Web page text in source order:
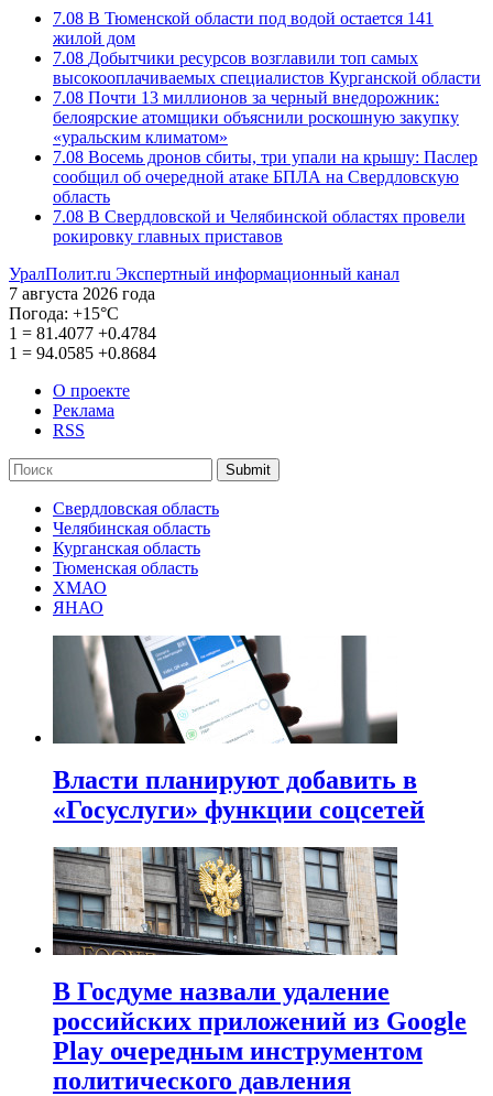
7.08 В Тюменской области под водой остается 141
жилой дом
7.08 Добытчики ресурсов возглавили топ самых
высокооплачиваемых специалистов Курганской области
7.08 Почти 13 миллионов за черный внедорожник:
белоярские атомщики объяснили роскошную закупку
«уральским климатом»
7.08 Восемь дронов сбиты, три упали на крышу: Паслер
сообщил об очередной атаке БПЛА на Свердловскую
область
7.08 В Свердловской и Челябинской областях провели
рокировку главных приставов
УралПолит.ru Экспертный информационный канал
7 августа 2026 года
Погода: +15°С
1 = 81.4077 +0.4784
1 = 94.0585 +0.8684
О проекте
Реклама
RSS
Submit
Свердловская область
Челябинская область
Курганская область
Тюменская область
ХМАО
ЯНАО
Власти планируют добавить в
«Госуслуги» функции соцсетей
В Госдуме назвали удаление
российских приложений из Google
Play очередным инструментом
политического давления